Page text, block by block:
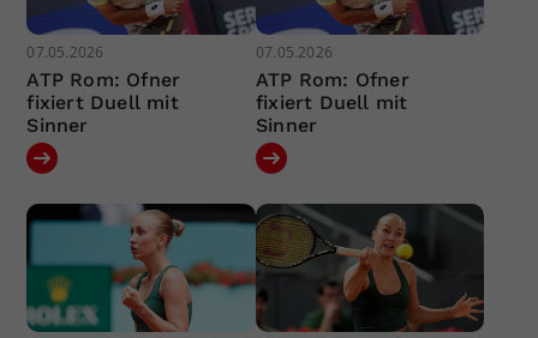
07.05.2026
ATP Rom: Ofner
fixiert Duell mit
Sinner
07.05.2026
ATP Rom: Ofner
fixiert Duell mit
Sinner